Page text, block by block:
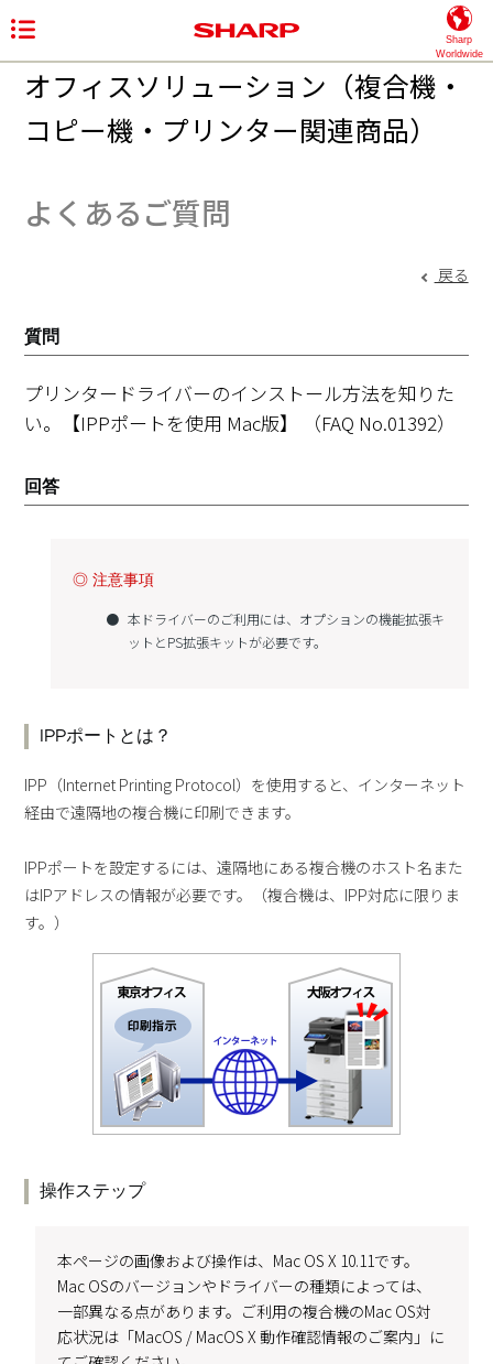
Sharp
Worldwide
オフィスソリューション（複合機・
コピー機・プリンター関連商品）
よくあるご質問
戻る
質問
プリンタードライバーのインストール方法を知りた
い。【IPPポートを使用 Mac版】
（FAQ No.01392）
回答
◎ 注意事項
本ドライバーのご利用には、オプションの機能拡張キ
ットとPS拡張キットが必要です。
IPPポートとは？
IPP（Internet Printing Protocol）を使用すると、インターネット
経由で遠隔地の複合機に印刷できます。
IPPポートを設定するには、遠隔地にある複合機のホスト名また
はIPアドレスの情報が必要です。（複合機は、IPP対応に限りま
す。）
操作ステップ
本ページの画像および操作は、Mac OS X 10.11です。
Mac OSのバージョンやドライバーの種類によっては、
一部異なる点があります。ご利用の複合機のMac OS対
応状況は「MacOS / MacOS X 動作確認情報のご案内」に